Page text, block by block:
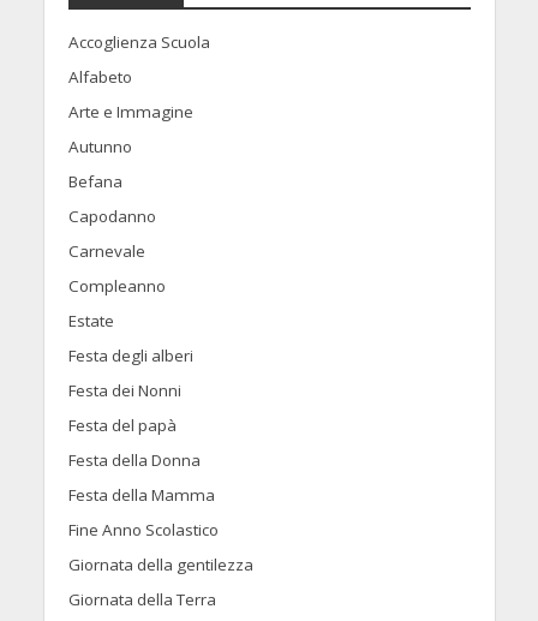
Accoglienza Scuola
Alfabeto
Arte e Immagine
Autunno
Befana
Capodanno
Carnevale
Compleanno
Estate
Festa degli alberi
Festa dei Nonni
Festa del papà
Festa della Donna
Festa della Mamma
Fine Anno Scolastico
Giornata della gentilezza
Giornata della Terra